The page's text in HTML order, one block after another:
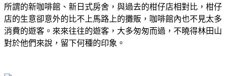
所謂的新咖啡館、新日式房舍，與過去的柑仔店相對比，柑仔
店的生意卻意外的比不上馬路上的攤販，咖啡館內也不見太多
消費的遊客。來來往往的遊客，大多匆匆而過，不曉得林田山
對於他們來說，留下何種的印象。